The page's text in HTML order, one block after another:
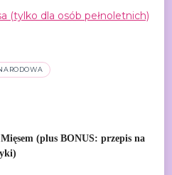
(tylko dla osób pełnoletnich)
(plus BONUS: przepis na